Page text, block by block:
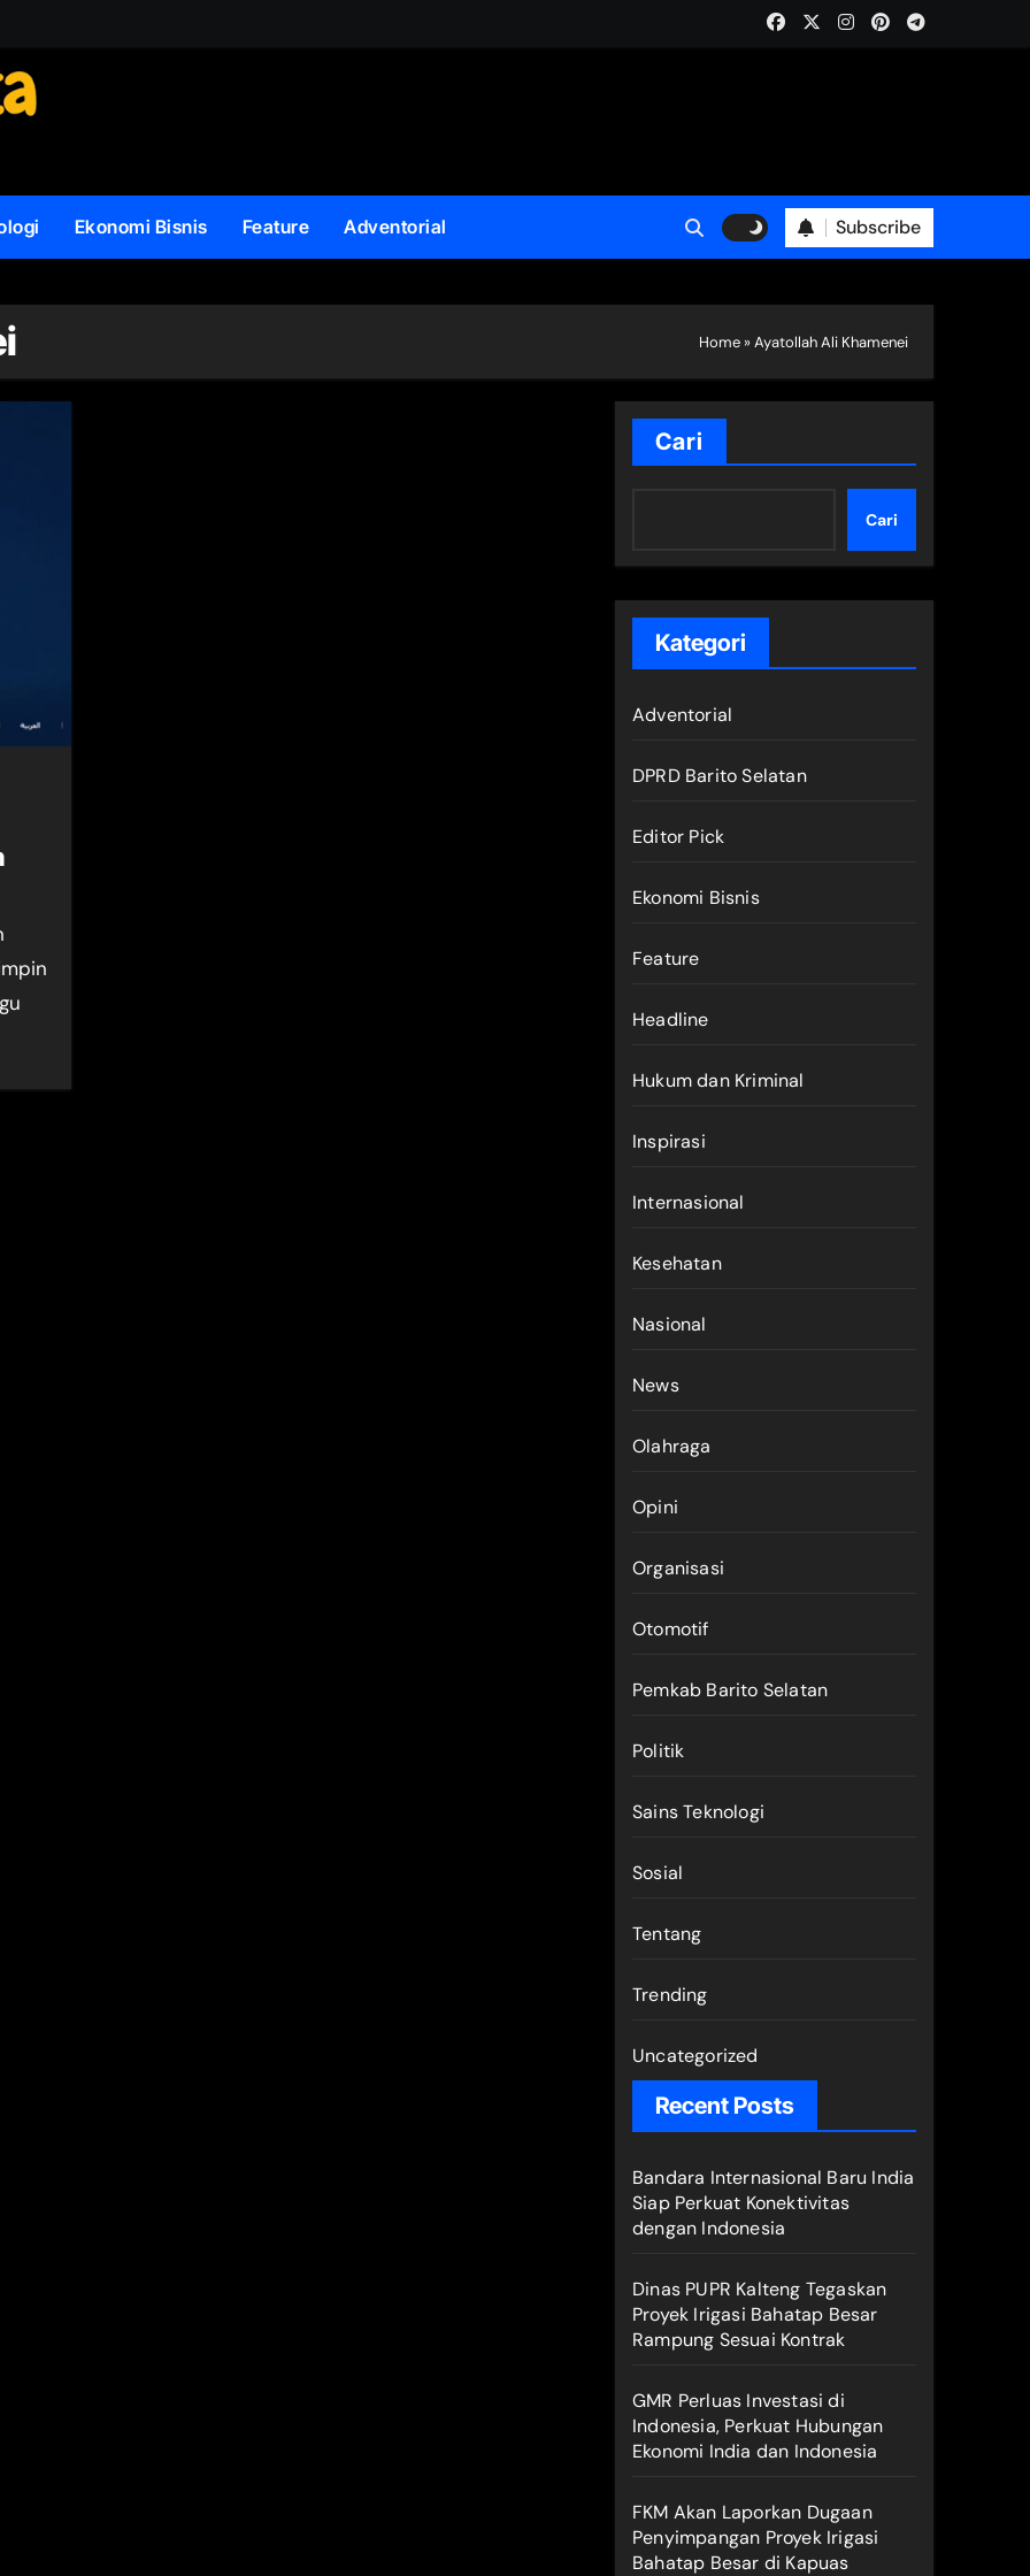
Ekonomi Bisnis Feature Adventorial Subscribe
Home »Ayatollah Ali Khamenei
Cari
Cari
Kategori
Adventorial
DPRD Barito Selatan
Editor Pick
Ekonomi Bisnis
Feature
Headline
Hukum dan Kriminal
Inspirasi
Internasional
Kesehatan
Nasional
News
Olahraga
Opini
Organisasi
Otomotif
Pemkab Barito Selatan
Politik
Sains Teknologi
Sosial
Tentang
Trending
Uncategorized
Recent Posts
Bandara Internasional Baru India
Siap Perkuat Konektivitas
dengan Indonesia
Dinas PUPR Kalteng Tegaskan
Proyek Irigasi Bahatap Besar
Rampung Sesuai Kontrak
GMR Perluas Investasi di
Indonesia, Perkuat Hubungan
Ekonomi India dan Indonesia
FKM Akan Laporkan Dugaan
Penyimpangan Proyek Irigasi
Bahatap Besar di Kapuas